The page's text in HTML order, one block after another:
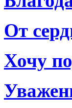
От
Хочу